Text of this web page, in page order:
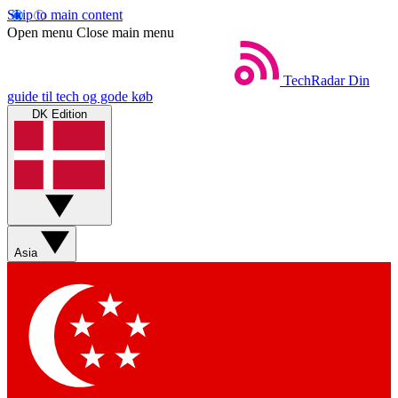
Skip to main content
Open menu Close main menu
TechRadar Din
guide til tech og gode køb
DK Edition
Asia